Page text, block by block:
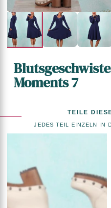
Moments 7
TEILE
JEDES TEIL EINZELN IN